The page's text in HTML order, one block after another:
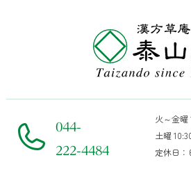
044-
222-4484
火～金曜
土曜
定休日：